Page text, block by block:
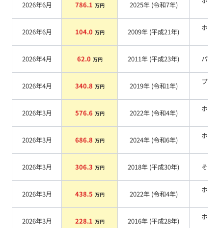
2026年6月 786.1 万円 2025年 (令和7年)
2026年6月 104.0 万円 2009年 (平成21年)
ホワ
2026年4月 62.0 万円 2011年 (平成23年) パール
2026年4月 340.8 万円 2019年 (令和1年)
ブラ
2026年3月 576.6 万円 2022年 (令和4年)
ホワ
2026年3月 686.8 万円 2024年 (令和6年)
ホワ
2026年3月 306.3 万円 2018年 (平成30年) その他
2026年3月 438.5 万円 2022年 (令和4年)
ホワ
2026年3月 228.1 万円 2016年 (平成28年)
ホワ